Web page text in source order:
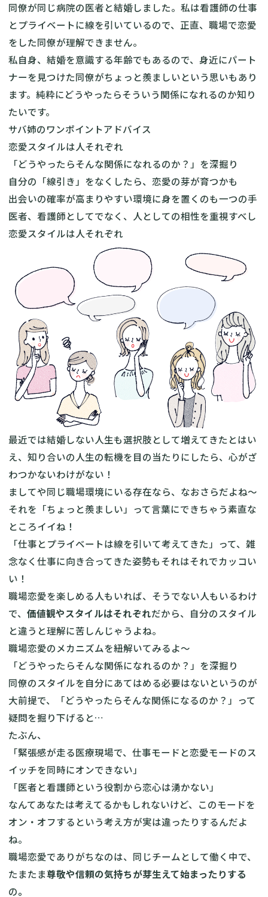
同僚が同じ病院の医者と結婚しました。私は看護師の仕事
とプライベートに線を引いているので、正直、職場で恋愛
をした同僚が理解できません。
私自身、結婚を意識する年齢でもあるので、身近にパート
ナーを見つけた同僚がちょっと羨ましいという思いもあり
ます。純粋にどうやったらそういう関係になれるのか知り
たいです。
サバ姉のワンポイントアドバイス
恋愛スタイルは人それぞれ
「どうやったらそんな関係になれるのか？」を深掘り
自分の「線引き」をなくしたら、恋愛の芽が育つかも
出会いの確率が高まりやすい環境に身を置くのも一つの手
医者、看護師としてでなく、人としての相性を重視すべし
恋愛スタイルは人それぞれ
最近では結婚しない人生も選択肢として増えてきたとはい
え、知り合いの人生の転機を目の当たりにしたら、心がざ
わつかないわけがない！
ましてや同じ職場環境にいる存在なら、なおさらだよね～
それを「ちょっと羨ましい」って言葉にできちゃう素直な
ところイイね！
「仕事とプライベートは線を引いて考えてきた」って、雑
念なく仕事に向き合ってきた姿勢もそれはそれでカッコい
い！
職場恋愛を楽しめる人もいれば、そうでない人もいるわけ
で、 価値観やスタイルはそれぞれだから、自分のスタイル
と違うと理解に苦しんじゃうよね。
職場恋愛のメカニズムを紐解いてみるよ～
「どうやったらそんな関係になれるのか？」を深掘り
同僚のスタイルを自分にあてはめる必要はないというのが
大前提で、「どうやったらそんな関係になるのか？」って
疑問を掘り下げると…
たぶん、
「緊張感が走る医療現場で、仕事モードと恋愛モードのス
イッチを同時にオンできない」
「医者と看護師という役割から恋心は湧かない」
なんてあなたは考えてるかもしれないけど、このモードを
オン・オフするという考え方が実は違ったりするんだよ
ね。
職場恋愛でありがちなのは、同じチームとして働く中で、
たまたま尊敬や信頼の気持ちが芽生えて始まったりする
の。